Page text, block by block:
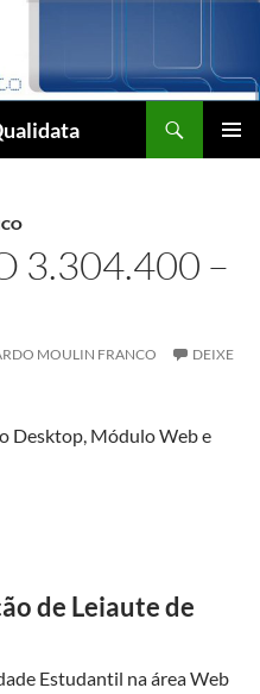
3.304.400 –
MOULIN FRANCO
DEIXE
Desktop, Módulo Web e
de Leiaute de
Estudantil na área Web